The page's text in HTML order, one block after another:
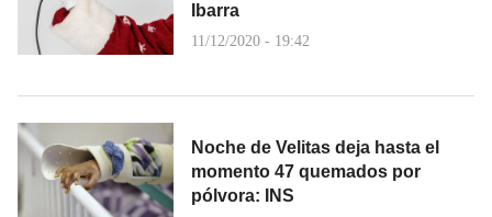
Ibarra
11/12/2020 - 19:42
Noche de Velitas deja hasta el
momento 47 quemados por
pólvora: INS